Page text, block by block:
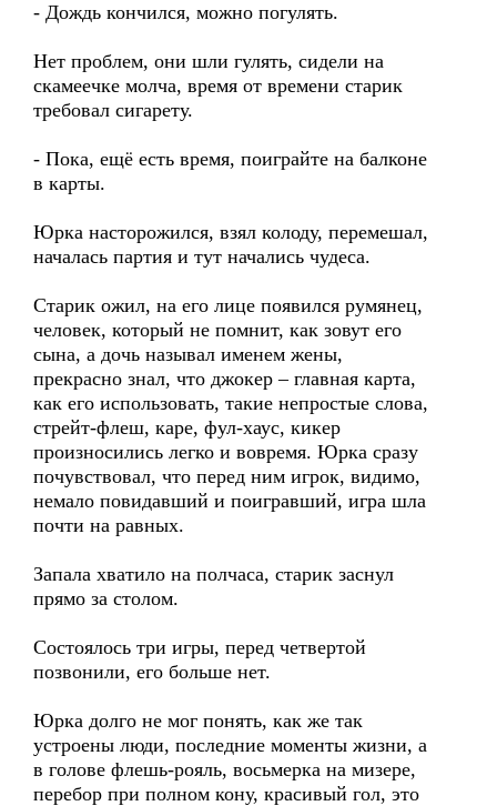
- Дождь кончился, можно погулять.
Нет проблем, они шли гулять, сидели на
скамеечке молча, время от времени старик
требовал сигарету.
- Пока, ещё есть время, поиграйте на балконе
в карты.
Юрка насторожился, взял колоду, перемешал,
началась партия и тут начались чудеса.
Старик ожил, на его лице появился румянец,
человек, который не помнит, как зовут его
сына, а дочь называл именем жены,
прекрасно знал, что джокер – главная карта,
как его использовать, такие непростые слова,
стрейт-флеш, каре, фул-хаус, кикер
произносились легко и вовремя. Юрка сразу
почувствовал, что перед ним игрок, видимо,
немало повидавший и поигравший, игра шла
почти на равных.
Запала хватило на полчаса, старик заснул
прямо за столом.
Состоялось три игры, перед четвертой
позвонили, его больше нет.
Юрка долго не мог понять, как же так
устроены люди, последние моменты жизни, а
в голове флешь-рояль, восьмерка на мизере,
перебор при полном кону, красивый гол, это